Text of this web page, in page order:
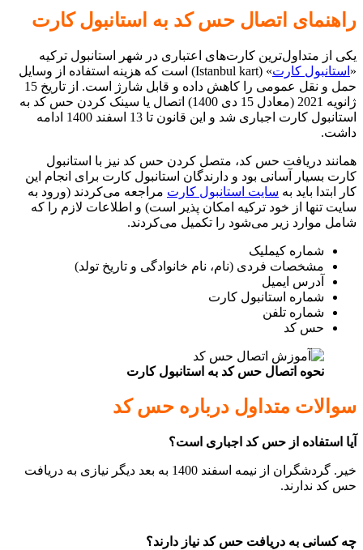
راهنمای اتصال حس کد به استانبول کارت
یکی از متداول‌ترین کارت‌های اعتباری در شهر استانبول ترکیه
« استانبول کارت
» (Istanbul kart) است که هزینه استفاده از وسایل
حمل و نقل عمومی را کاهش داده و قابل شارژ است. از تاریخ 15
ژانویه 2021 (معادل 15 دی 1400) اتصال یا سینک کردن حس کد به
استانبول کارت اجباری شد و این قانون تا 13 اسفند 1400 ادامه
داشت.
همانند دریافت حس کد، متصل کردن حس کد نیز با استانبول
کارت بسیار آسانی بود و دارندگان استانبول کارت برای انجام این
کار ابتدا باید به سایت استانبول کارت مراجعه می‌کردند (ورود به
سایت تنها از خود ترکیه امکان پذیر است) و اطلاعات لازم را که
شامل موارد زیر می‌شود را تکمیل می‌کردند.
شماره کیملیک
مشخصات فردی (نام، نام خانوادگی و تاریخ تولد)
آدرس ایمیل
شماره استانبول کارت
شماره تلفن
حس کد
نحوه اتصال حس کد به استانبول کارت
سوالات متداول درباره حس کد
آیا استفاده از حس کد اجباری است؟
خیر. گردشگران از نیمه اسفند 1400 به بعد دیگر نیازی به دریافت
حس کد ندارند.
چه کسانی به دریافت حس کد نیاز دارند؟